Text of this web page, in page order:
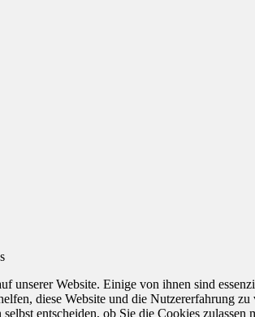
unserer Website. Einige von ihnen sind
diese Website und die Nutzererfahrung zu
entscheiden, ob Sie die Cookies zulassen